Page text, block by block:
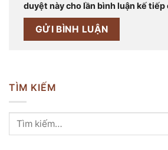
duyệt này cho lần bình luận kế tiếp
TÌM KIẾM